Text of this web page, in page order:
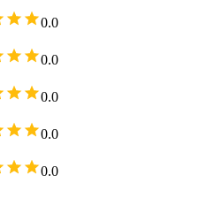
0.0
0.0
0.0
0.0
0.0